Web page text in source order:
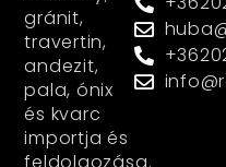
gránit,
travertin,
andezit,
pala, ónix
és kvarc
importja és